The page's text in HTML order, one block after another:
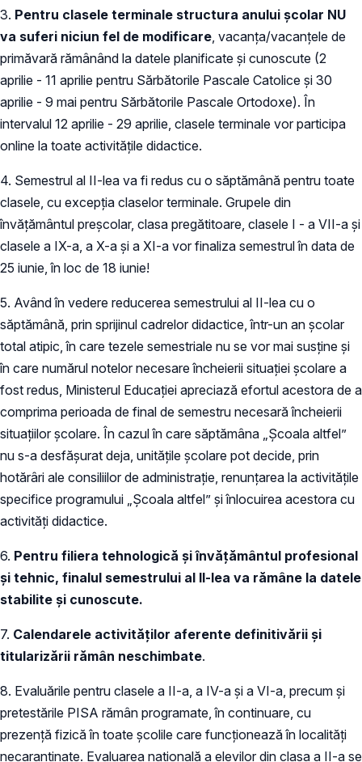
3. Pentru clasele terminale structura anului școlar NU
va suferi niciun fel de modificare , vacanța/vacanțele de
primăvară rămânând la datele planificate și cunoscute (2
aprilie - 11 aprilie pentru Sărbătorile Pascale Catolice și 30
aprilie - 9 mai pentru Sărbătorile Pascale Ortodoxe). În
intervalul 12 aprilie - 29 aprilie, clasele terminale vor participa
online la toate activitățile didactice.
4. Semestrul al II-lea va fi redus cu o săptămână pentru toate
clasele, cu excepția claselor terminale. Grupele din
învățământul preșcolar, clasa pregătitoare, clasele I - a VII-a și
clasele a IX-a, a X-a și a XI-a vor finaliza semestrul în data de
25 iunie, în loc de 18 iunie!
5. Având în vedere reducerea semestrului al II-lea cu o
săptămână, prin sprijinul cadrelor didactice, într-un an școlar
total atipic, în care tezele semestriale nu se vor mai susține și
în care numărul notelor necesare încheierii situației școlare a
fost redus, Ministerul Educației apreciază efortul acestora de a
comprima perioada de final de semestru necesară încheierii
situațiilor școlare. În cazul în care săptămâna „Școala altfel”
nu s-a desfășurat deja, unitățile școlare pot decide, prin
hotărâri ale consiliilor de administrație, renunțarea la activitățile
specifice programului „Școala altfel” și înlocuirea acestora cu
activități didactice.
6. Pentru filiera tehnologică și învățământul profesional
și tehnic, finalul semestrului al II-lea va rămâne la datele
stabilite și cunoscute.
7. Calendarele activităților aferente definitivării și
titularizării rămân neschimbate.
8. Evaluările pentru clasele a II-a, a IV-a și a VI-a, precum și
pretestările PISA rămân programate, în continuare, cu
prezență fizică în toate școlile care funcționează în localități
necarantinate. Evaluarea națională a elevilor din clasa a II-a se